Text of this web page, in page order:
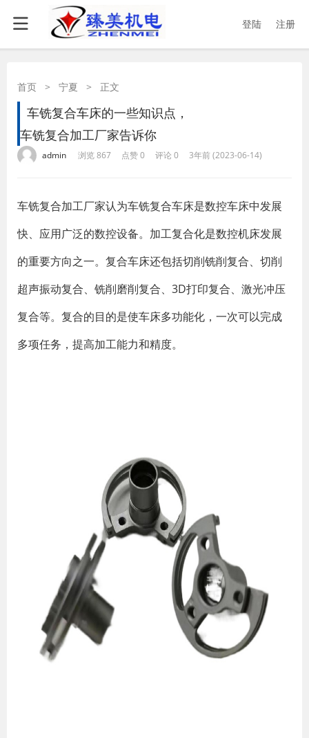
登陆 注册
首页 > 宁夏 > 正文
车铣复合车床的一些知识点，
车铣复合加工厂家告诉你
admin 浏览 867 点赞 0 评论 0 3年前 (2023-06-14)
车铣复合加工厂家认为车铣复合车床是数控车床中发展
快、应用广泛的数控设备。加工复合化是数控机床发展
的重要方向之一。复合车床还包括切削铣削复合、切削
超声振动复合、铣削磨削复合、3D打印复合、激光冲压
复合等。复合的目的是使车床多功能化，一次可以完成
多项任务，提高加工能力和精度。